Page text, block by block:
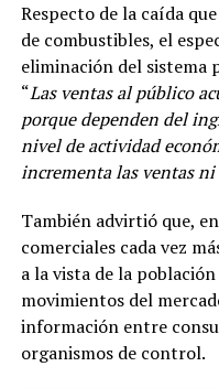
Respecto de la caída
de combustibles, el
eliminación del sistema
“Las ventas al público
porque dependen del
nivel de actividad
incrementa las ventas
También advirtió que,
comerciales cada vez
a la vista de la
movimientos del
información entre
organismos de control.